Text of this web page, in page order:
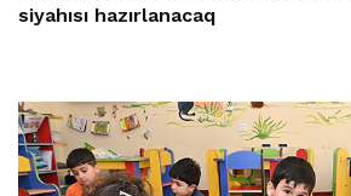
siyahısı hazırlanacaq